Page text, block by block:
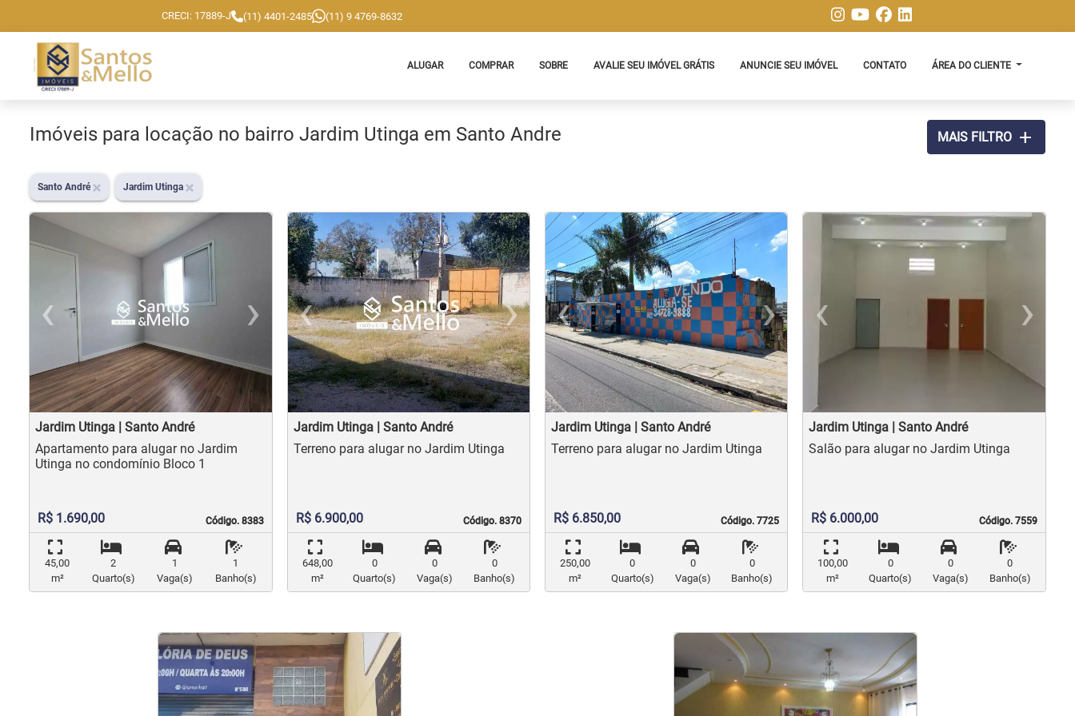
CRECI: 17889-J (11) 4401-2485 (11) 9 4769-8632
ALUGAR COMPRAR SOBRE AVALIE SEU IMÓVEL GRÁTIS ANUNCIE SEU IMÓVEL CONTATO ÁREA DO CLIENTE
Imóveis para locação no bairro Jardim Utinga em Santo Andre MAIS FILTRO add
Santo André Jardim Utinga
‹
Previous
›
Next
Jardim Utinga | Santo André
Código. 8383
Código. 8383
Apartamento para alugar no Jardim
Utinga no condomínio Bloco 1
R$ 1.690,00
45,00
m²
2
Quarto(s)
1
Vaga(s)
1
Banho(s)
‹
Previous
›
Next
Jardim Utinga | Santo André
Código. 8370
Código. 8370
Terreno para alugar no Jardim Utinga
R$ 6.900,00
648,00
m²
0
Quarto(s)
0
Vaga(s)
0
Banho(s)
‹
Previous
›
Next
Jardim Utinga | Santo André
Código. 7725
Código. 7725
Terreno para alugar no Jardim Utinga
R$ 6.850,00
250,00
m²
0
Quarto(s)
0
Vaga(s)
0
Banho(s)
‹
Previous
›
Jardim Utinga | Santo André
Código. 7559
Código. 7559
Salão para alugar no Jardim Utinga
R$ 6.000,00
100,00
m²
0
Quarto(s)
0
Vaga(s)
0
Banho(s)